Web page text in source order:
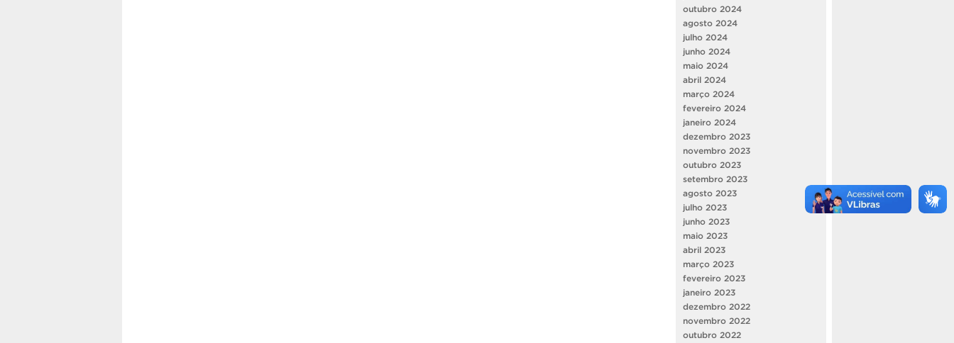
outubro 2024
agosto 2024
julho 2024
junho 2024
maio 2024
abril 2024
março 2024
fevereiro 2024
janeiro 2024
dezembro 2023
novembro 2023
outubro 2023
setembro 2023
agosto 2023
julho 2023
junho 2023
maio 2023
abril 2023
março 2023
fevereiro 2023
janeiro 2023
dezembro 2022
novembro 2022
outubro 2022